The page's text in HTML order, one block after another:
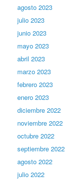
agosto 2023
julio 2023
junio 2023
mayo 2023
abril 2023
marzo 2023
febrero 2023
enero 2023
diciembre 2022
noviembre 2022
octubre 2022
septiembre 2022
agosto 2022
julio 2022